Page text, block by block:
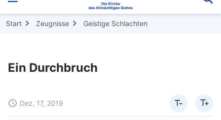
Start Zeugnisse Geistige Schlachten
Ein Durchbruch
Dez. 17, 2019